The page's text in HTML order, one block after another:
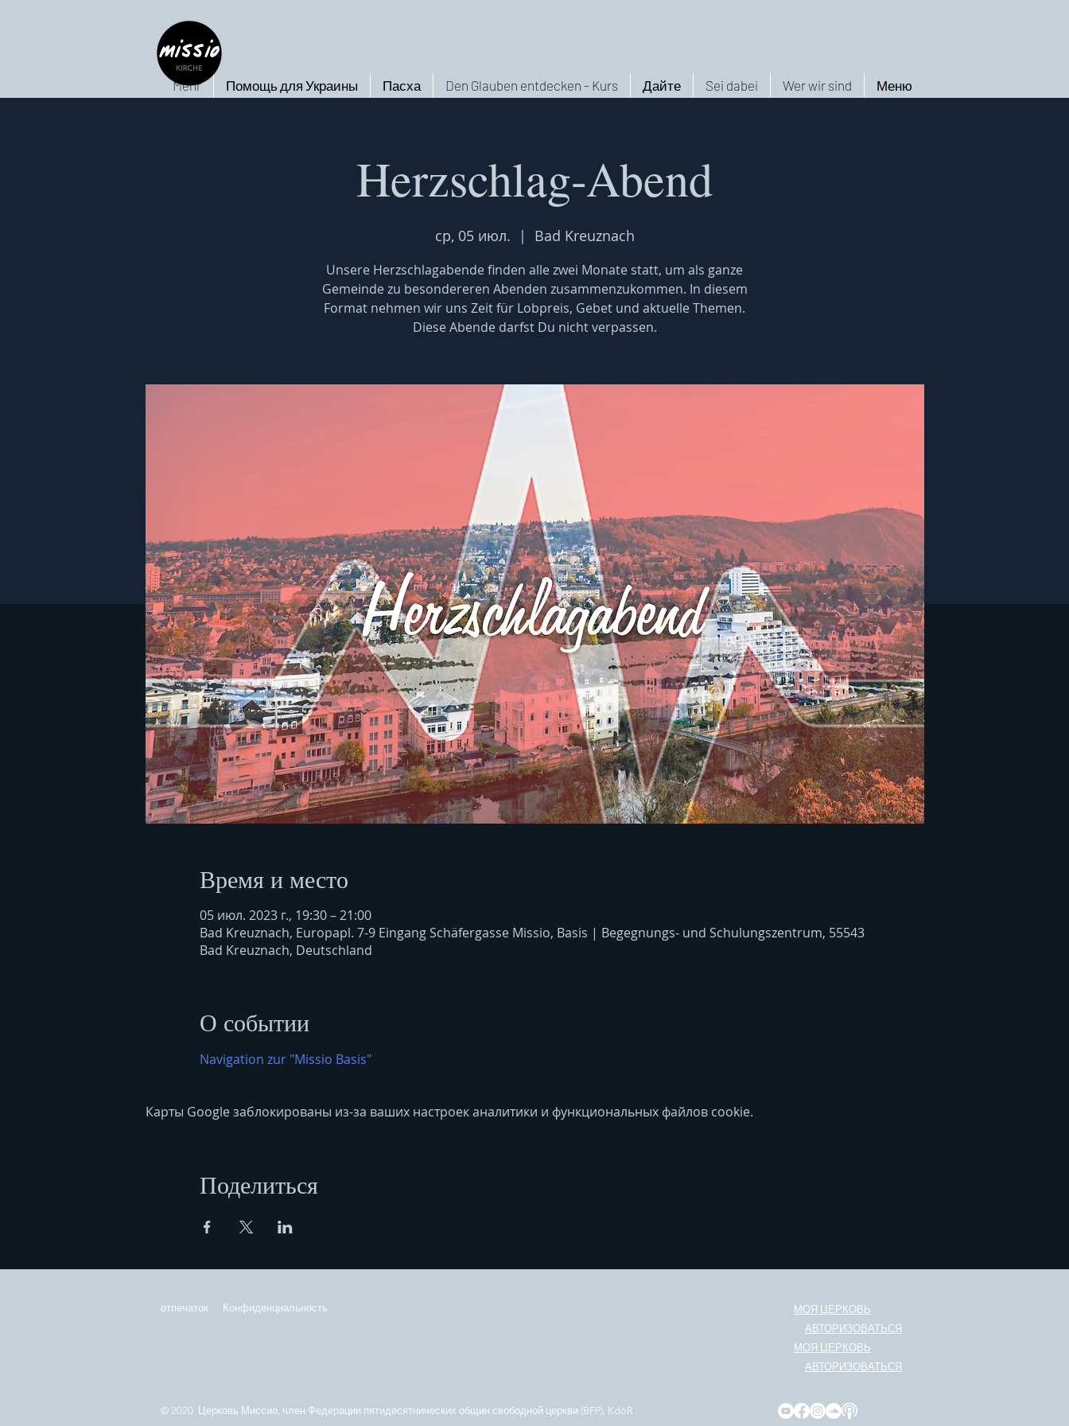
Меню
Wer wir sind
Sei dabei
Дайте
Den Glauben entdecken - Kurs
Пасха
Помощь для Украины
Mehr
Herzschlag-Abend
ср, 05 июл.
  |
Bad Kreuznach
Unsere Herzschlagabende finden alle zwei Monate statt, um als ganze
Gemeinde zu besondereren Abenden zusammenzukommen. In diesem
Format nehmen wir uns Zeit für Lobpreis, Gebet und aktuelle Themen.
Diese Abende darfst Du nicht verpassen.
Время и место
05 июл. 2023 г., 19:30 – 21:00
Bad Kreuznach, Europapl. 7-9 Eingang Schäfergasse Missio, Basis | Begegnungs- und Schulungszentrum, 55543
Bad Kreuznach, Deutschland
О событии
Navigation zur "Missio Basis"
Карты Google заблокированы из-за ваших настроек аналитики и функциональных файлов cookie.
Поделиться
отпечаток Конфиденциальность
МОЯ ЦЕРКОВЬ
АВТОРИЗОВАТЬСЯ
МОЯ ЦЕРКОВЬ
АВТОРИЗОВАТЬСЯ
© 2020 Церковь Миссио, член Федерации пятидесятнических общин свободной церкви (BFP), KdöR